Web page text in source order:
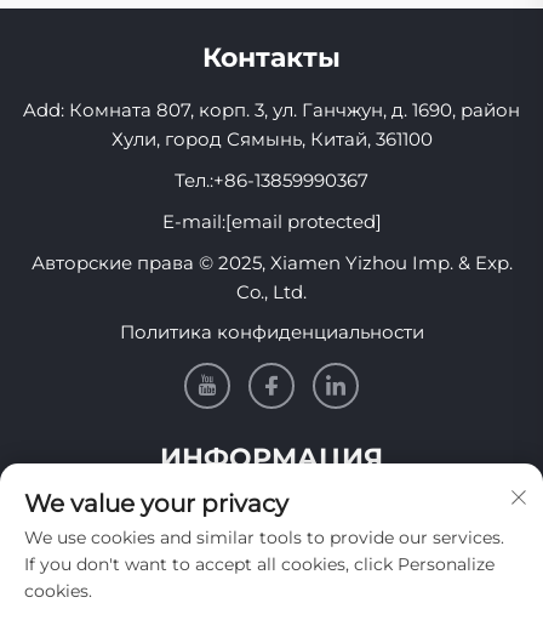
Контакты
Add: Комната 807, корп. 3, ул. Ганчжун, д. 1690, район
Хули, город Сямынь, Китай, 361100
Тел.:+86-13859990367
E-mail:[email protected]
Авторские права © 2025, Xiamen Yizhou Imp. & Exp.
Co., Ltd.
Политика конфиденциальности
ИНФОРМАЦИЯ
Подпишитесь, чтобы получать нашу еженедельную
рассылку
We value your privacy
We use cookies and similar tools to provide our services.
If you don't want to accept all cookies, click Personalize
cookies.